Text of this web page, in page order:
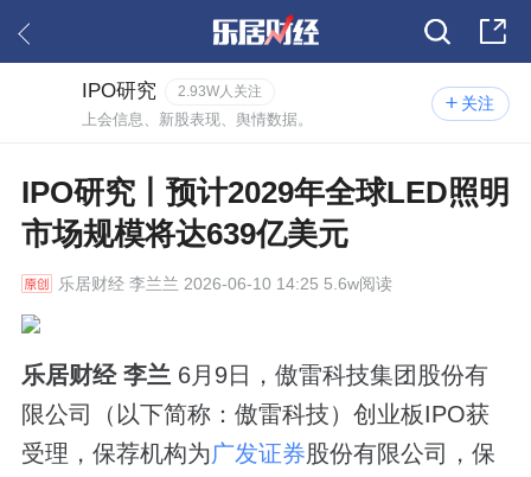
关注
IPO研究 2.93W人关注
上会信息、新股表现、舆情数据。
IPO研究丨预计2029年全球LED照明
市场规模将达639亿美元
乐居财经李兰兰 2026-06-10 14:25 5.6w阅读
乐居财经 李兰 6月9日，傲雷科技集团股份有
限公司（以下简称：傲雷科技）创业板IPO获
受理，保荐机构为广发证券股份有限公司，保